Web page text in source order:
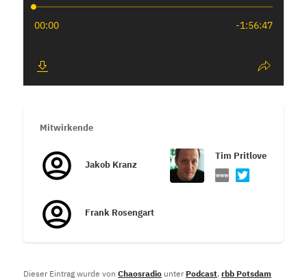
Mitwirkende
Jakob Kranz
Tim Pritlove
Frank Rosengart
Dieser Eintrag wurde vonChaosradio unter Podcast,rbb Potsdam